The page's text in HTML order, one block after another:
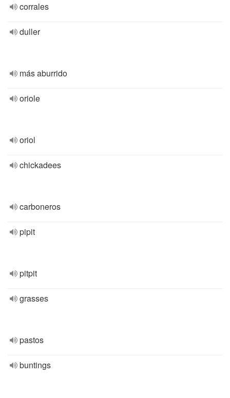
corrales
duller
más aburrido
oriole
oriol
chickadees
carboneros
pipit
pitpit
grasses
pastos
buntings